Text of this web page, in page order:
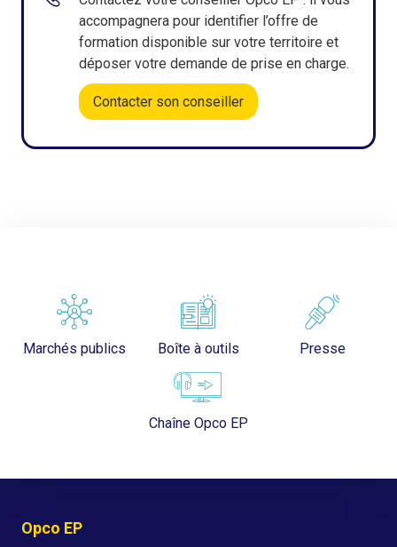
accompagnera pour identifier l’offre de
formation disponible sur votre territoire et
déposer votre demande de prise en charge.
Contacter son conseiller
Marchés publics Boîte à outils Presse
Chaîne Opco EP
Opco EP